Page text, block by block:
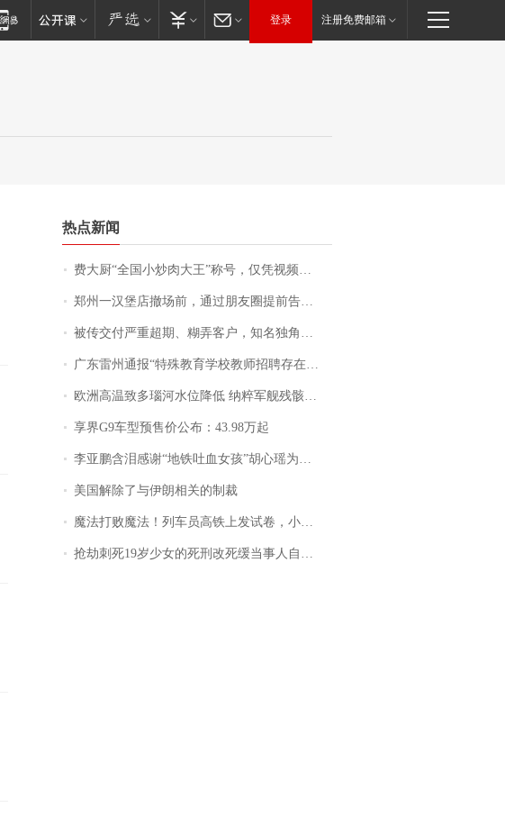
登录 注册免费邮箱
热点新闻
费大厨“全国小炒肉大王”称号，仅凭视频评出？中国烹饪协会回应
郑州一汉堡店撤场前，通过朋友圈提前告知逐一退费，有顾客仅剩1元也全被退回，分文不少；顾客：言而有信，让人感动
被传交付严重超期、糊弄客户，知名独角兽车企创始人回应：都没证据，将依法采取措施，“本人长期与美国交管局保持沟通，对方表示肯定”
广东雷州通报“特殊教育学校教师招聘存在违规行为”：已启动问责程序 副校长被停职
欧洲高温致多瑙河水位降低 纳粹军舰残骸重见天日
享界G9车型预售价公布：43.98万起
李亚鹏含泪感谢“地铁吐血女孩”胡心瑶为嫣然天使捐99999元：这份捐赠太沉重，尊重其捐赠意愿，个人向胡心瑶和她的病友之家各捐赠99999元
美国解除了与伊朗相关的制裁
魔法打败魔法！列车员高铁上发试卷，小朋友一秒静音，12306回应：列车员个人行为，不是铁路规定
抢劫刺死19岁少女的死刑改死缓当事人自述：出狱11年间始终刻意躲避被害人家属